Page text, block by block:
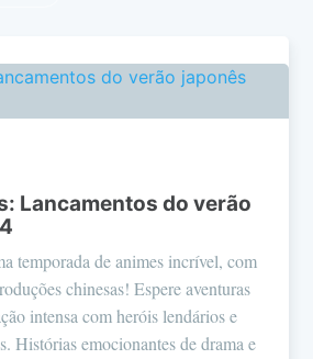
Lancamentos do verão
temporada de animes incrível, com
chinesas! Espere aventuras
intensa com heróis lendários e
Histórias emocionantes de drama e